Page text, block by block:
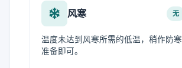
风寒 无
温度未达到风寒所需的低温，稍作防寒
准备即可。